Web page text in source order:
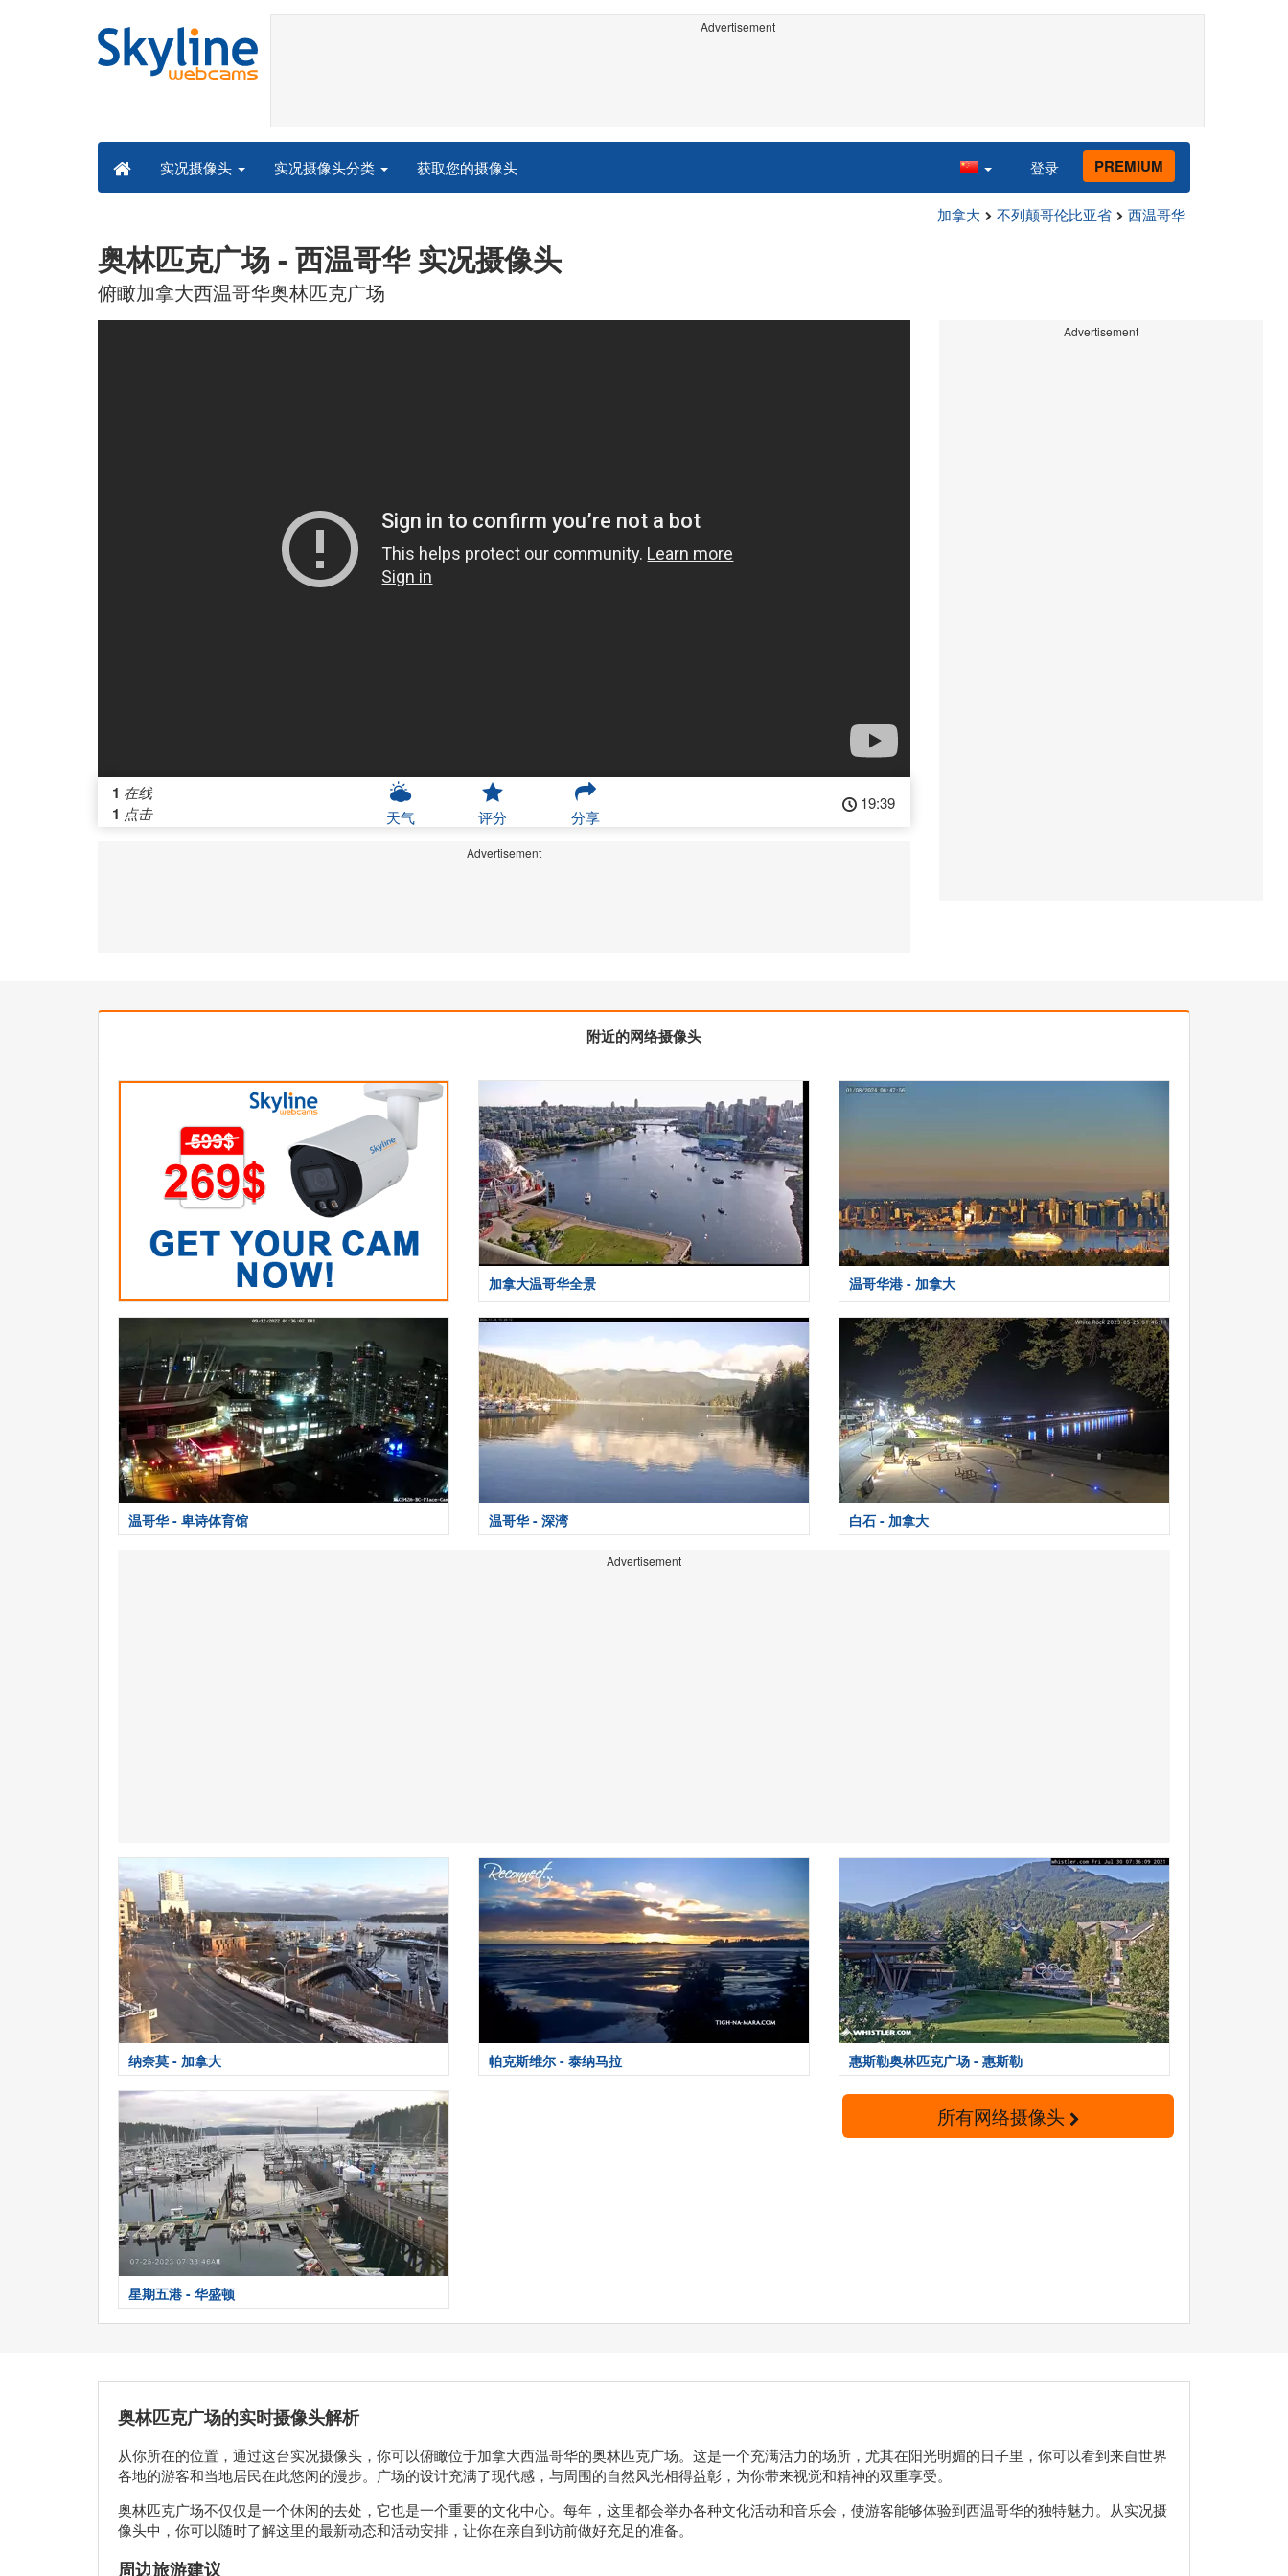
Advertisement
实况摄像头 实况摄像头分类 获取您的摄像头 登录 PREMIUM
加拿大 不列颠哥伦比亚省 西温哥华
奥林匹克广场 - 西温哥华 实况摄像头
俯瞰加拿大西温哥华奥林匹克广场
1 在线
1 点击 天气 评分 分享
19:39
Advertisement
Advertisement
附近的网络摄像头
加拿大温哥华全景 温哥华港 - 加拿大
温哥华 - 卑诗体育馆 温哥华 - 深湾 白石 - 加拿大
Advertisement
纳奈莫 - 加拿大 帕克斯维尔 - 泰纳马拉 惠斯勒奥林匹克广场 - 惠斯勒
星期五港 - 华盛顿
所有网络摄像头
奥林匹克广场的实时摄像头解析
从你所在的位置，通过这台实况摄像头，你可以俯瞰位于加拿大西温哥华的奥林匹克广场。这是一个充满活力的场所，尤其在阳光明媚的日子里，你可以看到来自世界
各地的游客和当地居民在此悠闲的漫步。广场的设计充满了现代感，与周围的自然风光相得益彰，为你带来视觉和精神的双重享受。
奥林匹克广场不仅仅是一个休闲的去处，它也是一个重要的文化中心。每年，这里都会举办各种文化活动和音乐会，使游客能够体验到西温哥华的独特魅力。从实况摄
像头中，你可以随时了解这里的最新动态和活动安排，让你在亲自到访前做好充足的准备。
周边旅游建议